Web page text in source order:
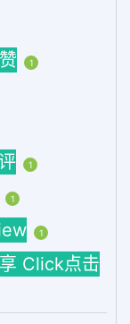
1
1
1
1
Click点击